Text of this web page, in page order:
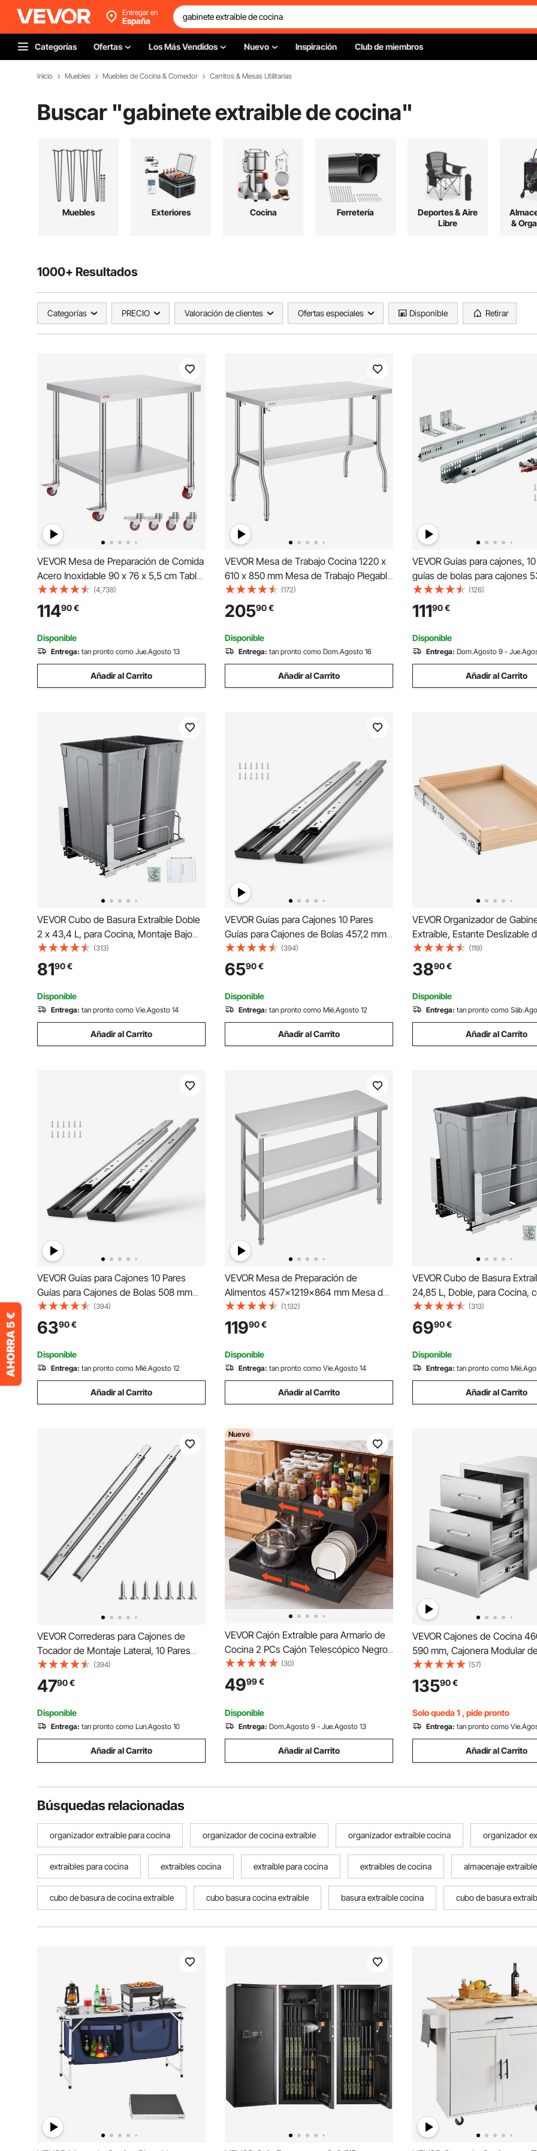
Entregar en
España
Categorías Ofertas Los Más Vendidos Nuevo Inspiración Club de miembros
Inicio Muebles Muebles de Cocina & Comedor Carritos & Mesas Utilitarias
Buscar "gabinete extraible de cocina"
Muebles Exteriores Cocina Ferretería
Deportes & Aire
Libre
&
1000+ Resultados
Categorías PRECIO Valoración de clientes Ofertas especiales Disponible Retirar
VEVOR Mesa de Preparación de Comida
Acero Inoxidable 90 x 76 x 5,5 cm Tabla
de Cocina Profesional Capacidad de
Carga 100 kg Tabla de Trabajo de
Cocina Catering Ajustable para
Restaurante Escuela
(4,738)
11490€
Disponible
Entrega: tan pronto como Jue.Agosto 13
Añadir al Carrito
VEVOR Mesa de Trabajo Cocina 1220 x
610 x 850 mm Mesa de Trabajo Plegable
Acero Inoxidable con Estante Extraíble
350 kg Carga Mesa Acero Inoxidable
con Pies Ajustables para Camping
Cocina Comercial
(172)
20590€
Disponible
Entrega: tan pronto como Dom.Agosto 16
Añadir al Carrito
VEVOR Guías para cajones,
guías de bolas para cajones
Cierre suave y silencioso 45,4
guía de acero de montaje
con cerradura para gabinete
(126)
11190€
Disponible
Entrega: Dom.Agosto 9 -
Añadir al Carrito
VEVOR Cubo de Basura Extraíble Doble
2 x 43,4 L, para Cocina, Montaje Bajo
Encimera, con Puerta Corredera y Cierre
Suave, para Armario de Cocina,
Fregadero y Encimera, Gris, 560 x 355 x
590 mm
(313)
8190€
Disponible
Entrega: tan pronto como Vie.Agosto 14
Añadir al Carrito
VEVOR Guías para Cajones 10 Pares
Guías para Cajones de Bolas 457,2 mm
Cierre Suave y Silencioso 45,4 kg Riel
Guía de Acero de Montaje Lateral
Extensión Completa para Estante de
Gabinete de Cocina
(394)
6590€
Disponible
Entrega: tan pronto como Mié.Agosto 12
Añadir al Carrito
VEVOR Organizador de
Extraíble, Estante Deslizable
Suave, Alta Resistencia,
Gabinete Base Ensamblaje
Lateral a Despensa de Cocina
356 x 533 x 76 mm
(119)
3890€
Disponible
Entrega: tan pronto como
Añadir al Carrito
VEVOR Guías para Cajones 10 Pares
Guías para Cajones de Bolas 508 mm
Cierre Suave y Silencioso 45,4 kg Riel
Guía de Acero de Montaje Lateral
Extensión Completa para Estante de
Gabinete de Cocina
(394)
6390€
Disponible
Entrega: tan pronto como Mié.Agosto 12
Añadir al Carrito
VEVOR Mesa de Preparación de
Alimentos 457x1219x864 mm Mesa de
Trabajo de Cocina Comercial de Acero
Inoxidable con 2 Estantes Inferiores
Ajustables Mesa de Preparación para
Parrilla, Cocina, Hogar
(1,132)
11990€
Disponible
Entrega: tan pronto como Vie.Agosto 14
Añadir al Carrito
VEVOR Cubo de Basura
24,85 L, Doble, para Cocina,
Montaje Bajo Encimera,
Puerta Corrediza y Cierre
Armario de Cocina, Fregadero y
Encimera, Gris
(313)
6990€
Disponible
Entrega: tan pronto como
Añadir al Carrito
VEVOR Correderas para Cajones de
Tocador de Montaje Lateral, 10 Pares
Rieles para Gabinete con Cojinetes de
Bolas Extensión Completa, Carga 45kg,
para Reemplazo de Cocina DIY, 500 x
46 x 12,7 mm
(394)
4790€
Disponible
Entrega: tan pronto como Lun.Agosto 10
Añadir al Carrito
Nuevo
VEVOR Cajón Extraíble para Armario de
Cocina 2 PCs Cajón Telescópico Negro,
Ancho Expandible de 31-48 cm,
Profundidad de 52 cm, Carga 9 kg por
Nivel, Con Tiras Adhesivas Nano, Para
Despensa de Cocina
(30)
4999€
Disponible
Entrega: Dom.Agosto 9 - Jue.Agosto 13
Añadir al Carrito
VEVOR Cajones de Cocina
590 mm, Cajonera Modular
Inoxidable con Triple Acceso y
Cajón para Isla de Barbacoa,
Cocina Exterior, Parrilla de
Camping
(57)
13590€
Solo queda 1 , pide pronto
Entrega: tan pronto como
Añadir al Carrito
Búsquedas relacionadas
organizador extraible para cocina organizador de cocina extraíble organizador extraíble cocina organizador
extraibles para cocina extraibles cocina extraíble para cocina extraibles de cocina almacenaje
cubo de basura de cocina extraible cubo basura cocina extraible basura extraible cocina cubo de basura